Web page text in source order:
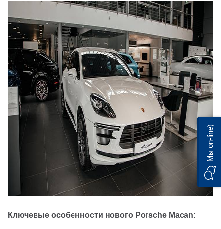
Ключевые особенности нового Porsche Macan:
Мы on-line)